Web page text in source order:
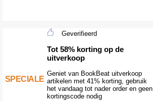
SPECIALE
Geverifieerd
Tot 58% korting op de
uitverkoop
Geniet van BookBeat uitverkoop
artikelen met 41% korting, gebruik
het vandaag tot nader order en geen
kortingscode nodig